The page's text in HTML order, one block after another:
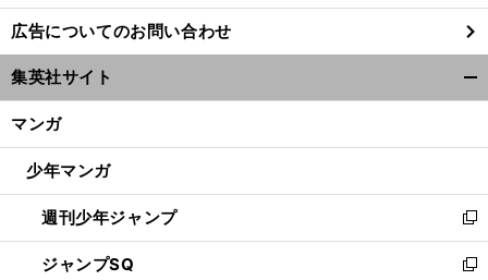
】
？
な
、
」
し
い
ウ
ィ
ン
ウ
開
く
広告についてのお問い合わせ
集英社サイト
マンガ
少年マンガ
週刊少年ジャンプ
新
し
い
ジャンプSQ
新